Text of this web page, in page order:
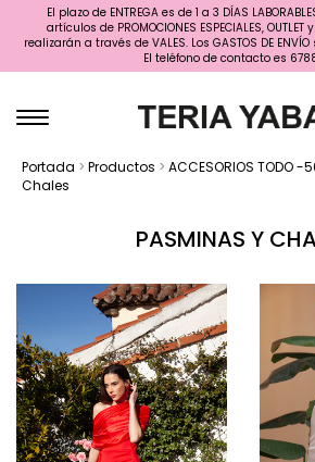
El plazo de ENTREGA es de 1 a 3 DÍAS
artículos de PROMOCIONES ESPECIALES, OUTLET
realizarán a través de VALES. Los GASTOS DE
El teléfono de contacto es
Portada > Productos > ACCESORIOS TODO -
Chales
PASMINAS Y